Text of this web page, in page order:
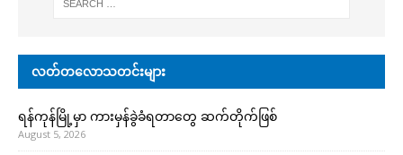
လတ်တလောသတင်းများ
ရန်ကုန်မြို့မှာ ကားမှန်ခွဲခံရတာတွေ ဆက်တိုက်ဖြစ်
August 5, 2026